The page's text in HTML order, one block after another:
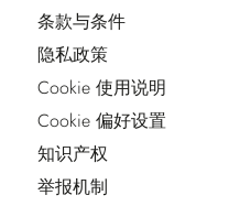
条款与条件
隐私政策
Cookie 使用说明
Cookie 偏好设置
知识产权
举报机制